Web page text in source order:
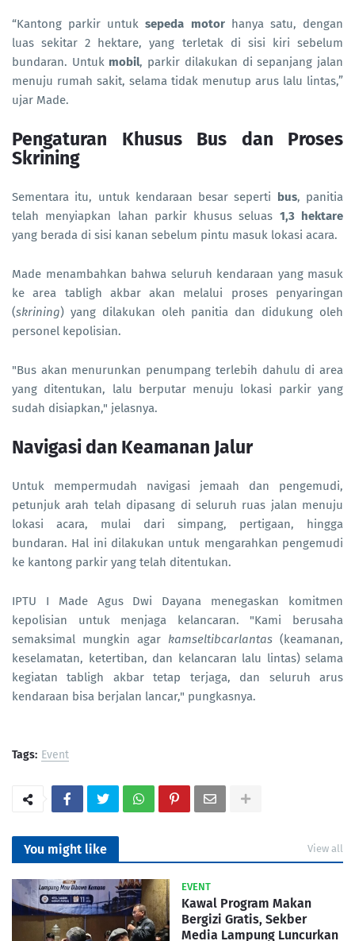
“Kantong parkir untuksepeda motorhanya satu, dengan
luas sekitar 2 hektare, yang terletak di sisi kiri sebelum
bundaran. Untuk mobil, parkir dilakukan di sepanjang jalan
menuju rumah sakit, selama tidak menutup arus lalu lintas,”
ujar Made.
Pengaturan Khusus Bus dan Proses
Skrining
Sementara itu, untuk kendaraan besar seperti bus, panitia
telah menyiapkan lahan parkir khusus seluas 1,3 hektare
yang berada di sisi kanan sebelum pintu masuk lokasi acara.
Made menambahkan bahwa seluruh kendaraan yang masuk
ke area tabligh akbar akan melalui proses penyaringan
(skrining) yang dilakukan oleh panitia dan didukung oleh
personel kepolisian.
"Bus akan menurunkan penumpang terlebih dahulu di area
yang ditentukan, lalu berputar menuju lokasi parkir yang
sudah disiapkan," jelasnya.
Navigasi dan Keamanan Jalur
Untuk mempermudah navigasi jemaah dan pengemudi,
petunjuk arah telah dipasang di seluruh ruas jalan menuju
lokasi acara, mulai dari simpang, pertigaan, hingga
bundaran. Hal ini dilakukan untuk mengarahkan pengemudi
ke kantong parkir yang telah ditentukan.
IPTU I Made Agus Dwi Dayana menegaskan komitmen
kepolisian untuk menjaga kelancaran. "Kami berusaha
semaksimal mungkin agar kamseltibcarlantas (keamanan,
keselamatan, ketertiban, dan kelancaran lalu lintas) selama
kegiatan tabligh akbar tetap terjaga, dan seluruh arus
kendaraan bisa berjalan lancar," pungkasnya.
Tags: Event
You might like View all
EVENT
Kawal Program Makan
Bergizi Gratis, Sekber
Media Lampung Luncurkan